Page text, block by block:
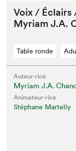
Voix / Éclairs
Myr­i­am J.A.
Table ronde
Auteur·rice
Myriam J.A.
Animateur⋅rice
Stéphane Martelly